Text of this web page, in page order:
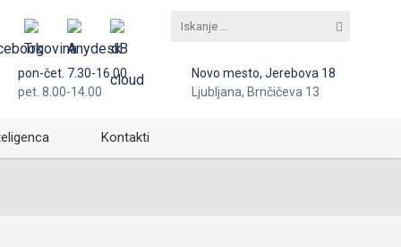
Novo mesto, Jerebova 18
Ljubljana, Brnčičeva 13
pon-čet. 7.30-16.00
pet. 8.00-14.00
Kontakti